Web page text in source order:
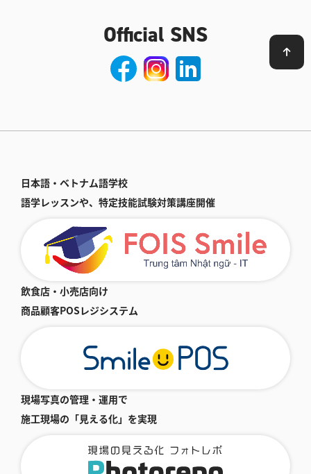
日本語・ベトナム語学校
語学レッスンや、特定技能試験対策講座開催
飲食店・小売店向け
商品顧客POSレジシステム
現場写真の管理・運用で
施工現場の「見える化」を実現